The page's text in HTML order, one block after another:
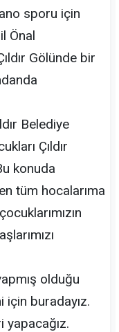
sporu için
Önal
Gölünde bir
Belediye
Çıldır
konuda
tüm hocalarıma
olduğu
için buradayız.